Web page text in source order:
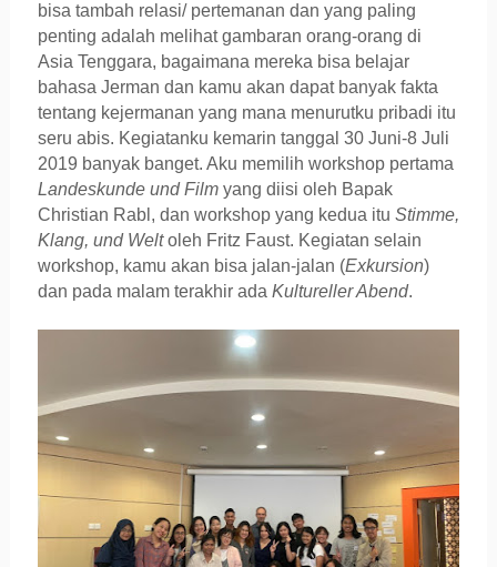
bisa tambah relasi/ pertemanan dan yang paling
penting adalah melihat gambaran orang-orang di
Asia Tenggara, bagaimana mereka bisa belajar
bahasa Jerman dan kamu akan dapat banyak fakta
tentang kejermanan yang mana menurutku pribadi itu
seru abis. Kegiatanku kemarin tanggal 30 Juni-8 Juli
2019 banyak banget. Aku memilih workshop pertama
Landeskunde und Filmyang diisi oleh Bapak
Christian Rabl, dan workshop yang kedua itu Stimme,
Klang, und Weltoleh Fritz Faust. Kegiatan selain
workshop, kamu akan bisa jalan-jalan (Exkursion)
dan pada malam terakhir ada Kultureller Abend.